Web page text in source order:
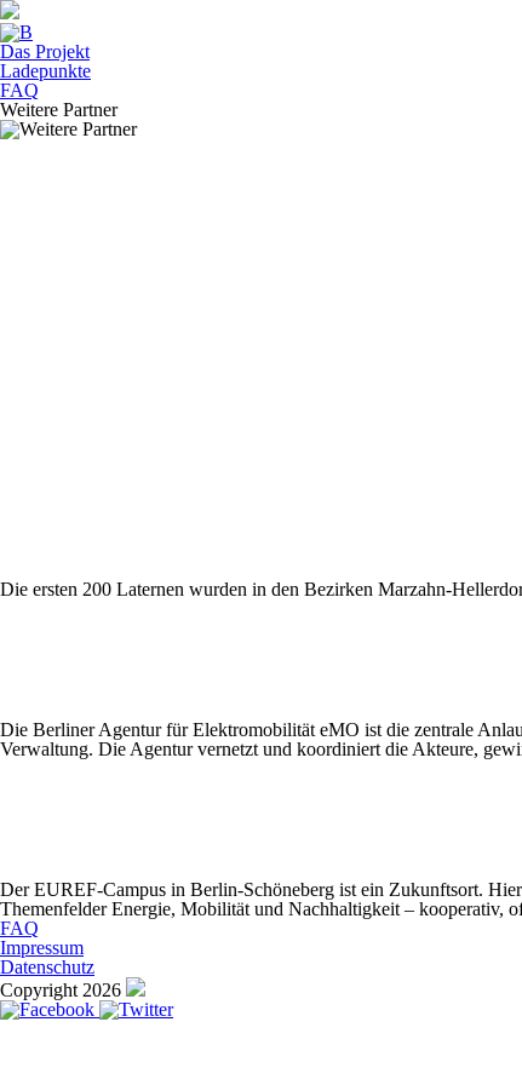
Das Projekt
Ladepunkte
FAQ
Weitere Partner
Die ersten 200 Laternen wurden in den Bezirken Marzahn-
Die Berliner Agentur für Elektromobilität eMO ist die zentrale
Verwaltung. Die Agentur vernetzt und koordiniert die Akteure,
Der EUREF-Campus in Berlin-Schöneberg ist ein Zukunftsort.
Themenfelder Energie, Mobilität und Nachhaltigkeit – kooperativ,
FAQ
Impressum
Datenschutz
Copyright 2026